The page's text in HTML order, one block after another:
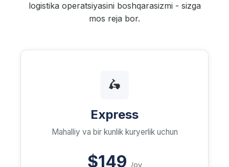
logistika operatsiyasini boshqarasizmi - sizga
mos reja bor.
🛵
Express
Mahalliy va bir kunlik kuryerlik uchun
$149 /oy